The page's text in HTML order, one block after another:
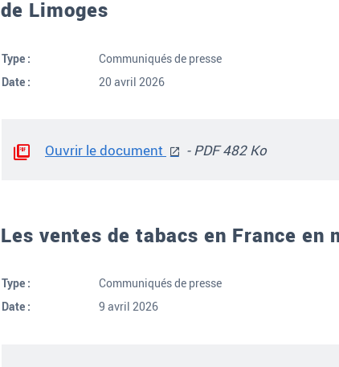
de Limoges
Type :
Communiqués de presse
Date :
20 avril 2026
Ouvrir le document - PDF 482 Ko
Les ventes de tabacs en France en
Type :
Communiqués de presse
Date :
9 avril 2026